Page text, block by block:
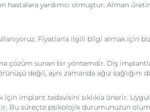
hastalara yardımcı olmuştur. Alman
Fiyatlarla ilgili bilgi almak için
çözüm sunan bir yöntemdir. Diş
değil, aynı zamanda ağız sağlığını
implant tedavisini sıklıkla önerir.
Bu süreçte psikolojik durumunuzun